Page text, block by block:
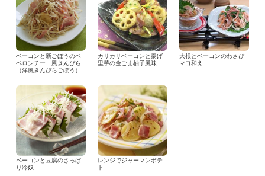
ベーコンと新ごぼうのペ
ペロンチーニ風きんぴら
（洋風きんぴらごぼう）
カリカリベーコンと揚げ
里芋の金ごま柚子風味
大根とベーコンのわさび
マヨ和え
ベーコンと豆腐のさっぱ
り冷奴
レンジでジャーマンポテ
ト